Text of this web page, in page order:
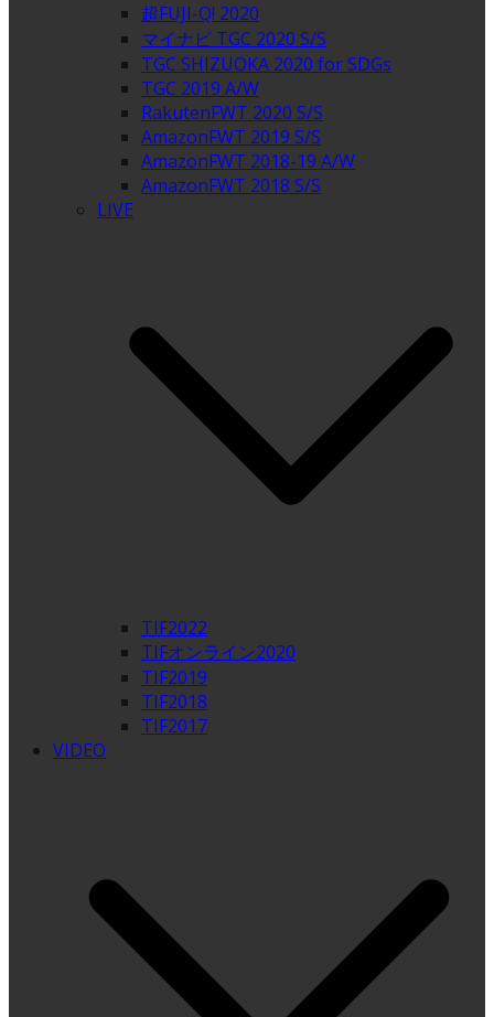
超FUJI-Q! 2020
マイナビ TGC 2020 S/S
TGC SHIZUOKA 2020 for SDGs
TGC 2019 A/W
RakutenFWT 2020 S/S
AmazonFWT 2019 S/S
AmazonFWT 2018-19 A/W
AmazonFWT 2018 S/S
LIVE
TIF2022
TIFオンライン2020
TIF2019
TIF2018
TIF2017
VIDEO